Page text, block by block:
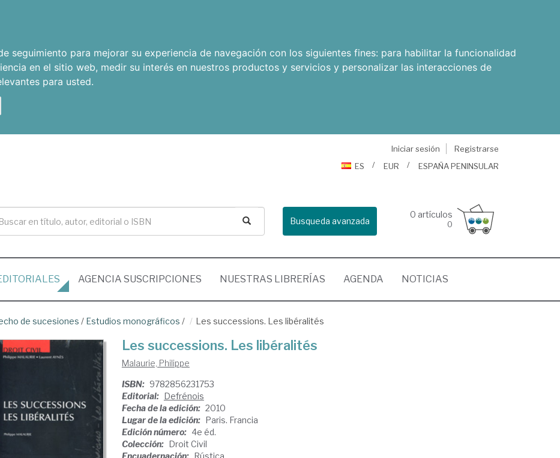
seguimiento para mejorar su experiencia de navegación con los siguientes fines: para habilitar la funcionalidad
en el sitio web, medir su interés en nuestros productos y servicios y personalizar las interacciones de
para usted.
Iniciar sesión
Registrarse
ES
EUR ESPAÑA PENINSULAR
Busqueda avanzada
0 artículos
0
AGENCIA SUSCRIPCIONES NUESTRAS LIBRERÍAS AGENDA NOTICIAS
de sucesiones / Estudios monográficos / Les successions. Les libéralités
Les successions. Les libéralités
Malaurie, Philippe
ISBN: 9782856231753
Editorial: Defrénois
Fecha de la edición: 2010
Lugar de la edición: Paris. Francia
Edición número: 4e éd.
Colección: Droit Civil
Encuadernación: Rústica